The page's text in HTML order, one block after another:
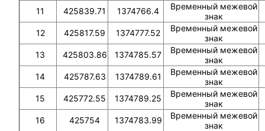
11
425839.71 1374766.4
Временный межевой
знак
12
425817.59 1374777.52
Временный межевой
знак
13
425803.86 1374785.57
Временный межевой
знак
14
425787.63 1374789.61
Временный межевой
знак
15
425772.55 1374789.25
Временный межевой
знак
16
425754 1374783.99
Временный межевой
знак